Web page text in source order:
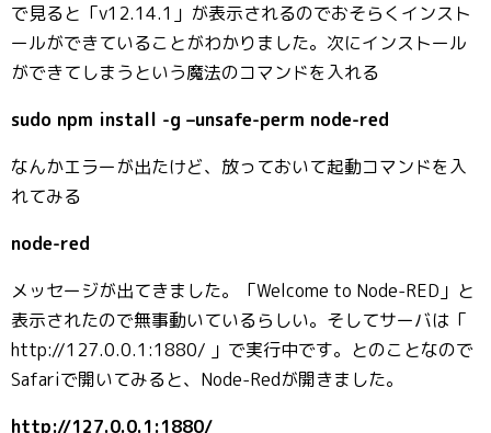
で見ると「v12.14.1」が表示されるのでおそらくインスト
ールができていることがわかりました。次にインストール
ができてしまうという魔法のコマンドを入れる
sudo npm install -g –unsafe-perm node-red
なんかエラーが出たけど、放っておいて起動コマンドを入
れてみる
node-red
メッセージが出てきました。「Welcome to Node-RED」と
表示されたので無事動いているらしい。そしてサーバは「
http://127.0.0.1:1880/ 」で実行中です。とのことなので
Safariで開いてみると、Node-Redが開きました。
http://127.0.0.1:1880/